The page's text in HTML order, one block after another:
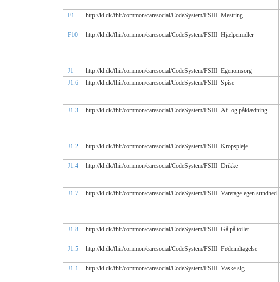
F1 http://kl.dk/fhir/common/caresocial/CodeSystem/FSIII Mestring
F10 http://kl.dk/fhir/common/caresocial/CodeSystem/FSIII Hjælpemidler
J1 http://kl.dk/fhir/common/caresocial/CodeSystem/FSIII Egenomsorg
J1.6
http://kl.dk/fhir/common/caresocial/CodeSystem/FSIII Spise
J1.3 http://kl.dk/fhir/common/caresocial/CodeSystem/FSIII Af- og påklædning
J1.2 http://kl.dk/fhir/common/caresocial/CodeSystem/FSIII Kropspleje
J1.4 http://kl.dk/fhir/common/caresocial/CodeSystem/FSIII Drikke
J1.7 http://kl.dk/fhir/common/caresocial/CodeSystem/FSIII Varetage egen sundhed
J1.8 http://kl.dk/fhir/common/caresocial/CodeSystem/FSIII Gå på toilet
J1.5 http://kl.dk/fhir/common/caresocial/CodeSystem/FSIII Fødeindtagelse
J1.1 http://kl.dk/fhir/common/caresocial/CodeSystem/FSIII Vaske sig